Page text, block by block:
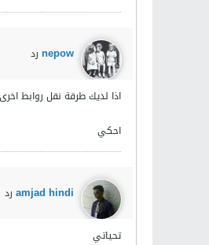
nepow رد
اذا لديك طرقة نقل روابط اخرى
احكي
amjad hindi رد
تحياتي